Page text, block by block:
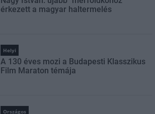
érkezett a magyar haltermelés
Helyi
A 130 éves mozi a Budapesti Klasszikus
Film Maraton témája
Országos